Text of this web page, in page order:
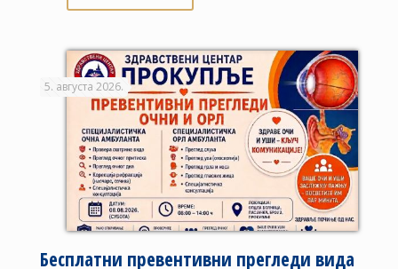
5. августа 2026.
Бесплатни превентивни прегледи вида